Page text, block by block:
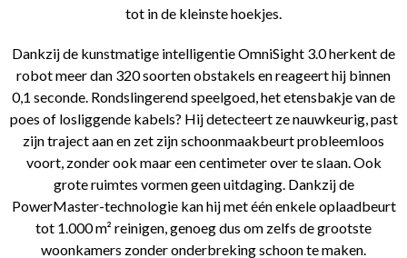
tot in de kleinste hoekjes.
Dankzij de kunstmatige intelligentie OmniSight 3.0 herkent de
robot meer dan 320 soorten obstakels en reageert hij binnen
0,1 seconde. Rondslingerend speelgoed, het etensbakje van de
poes of losliggende kabels? Hij detecteert ze nauwkeurig, past
zijn traject aan en zet zijn schoonmaakbeurt probleemloos
voort, zonder ook maar een centimeter over te slaan. Ook
grote ruimtes vormen geen uitdaging. Dankzij de
PowerMaster-technologie kan hij met één enkele oplaadbeurt
tot 1.000 m² reinigen, genoeg dus om zelfs de grootste
woonkamers zonder onderbreking schoon te maken.